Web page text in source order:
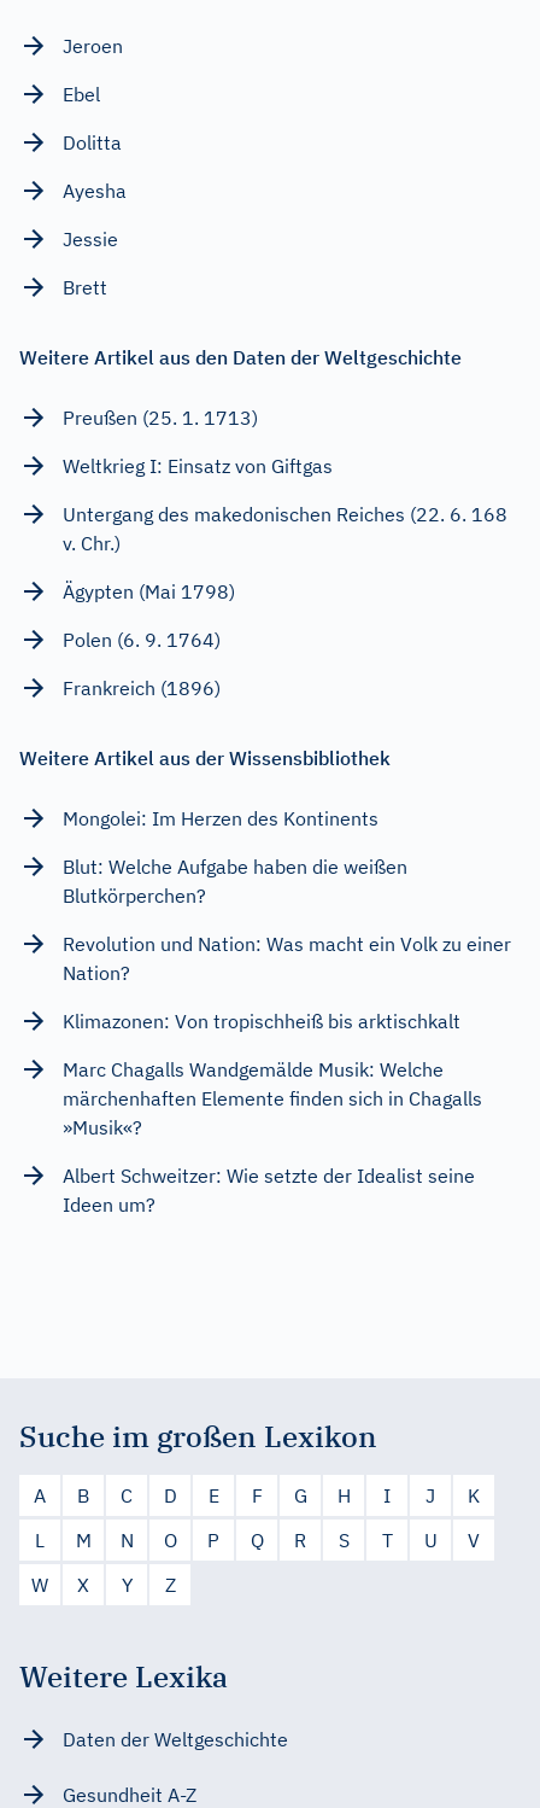
Jeroen
Ebel
Dolitta
Ayesha
Jessie
Brett
Weitere Artikel aus den Daten der Weltgeschichte
Preußen (25. 1. 1713)
Weltkrieg I: Einsatz von Giftgas
Untergang des makedonischen Reiches (22. 6. 168
v. Chr.)
Ägypten (Mai 1798)
Polen (6. 9. 1764)
Frankreich (1896)
Weitere Artikel aus der Wissensbibliothek
Mongolei: Im Herzen des Kontinents
Blut: Welche Aufgabe haben die weißen
Blutkörperchen?
Revolution und Nation: Was macht ein Volk zu einer
Nation?
Klimazonen: Von tropischheiß bis arktischkalt
Marc Chagalls Wandgemälde Musik: Welche
märchenhaften Elemente finden sich in Chagalls
»Musik«?
Albert Schweitzer: Wie setzte der Idealist seine
Ideen um?
Suche im großen Lexikon
A B C D E F G H I J
K
L
M N O P Q R S T U
V
W
X Y Z
Weitere Lexika
Daten der Weltgeschichte
Gesundheit A-Z